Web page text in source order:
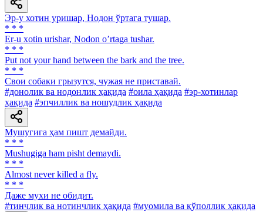
Эр-у хотин уришар, Нодон ўртага тушар.
* * *
Er-u xotin urishar, Nodon oʼrtaga tushar.
* * *
Put not your hand between the bark and the tree.
* * *
Свои собаки грызутся, чужая не приставай.
#донолик ва нодонлик ҳақида #оила ҳақида #эр-хотинлар
ҳақида #эпчиллик ва ношудлик ҳақида
Мушугига ҳам пишт демайди.
* * *
Mushugiga ham pisht demaydi.
* * *
Almost never killed a fly.
* * *
Даже мухи не обидит.
#тинчлик ва нотинчлик ҳақида #муомила ва қўполлик ҳақида